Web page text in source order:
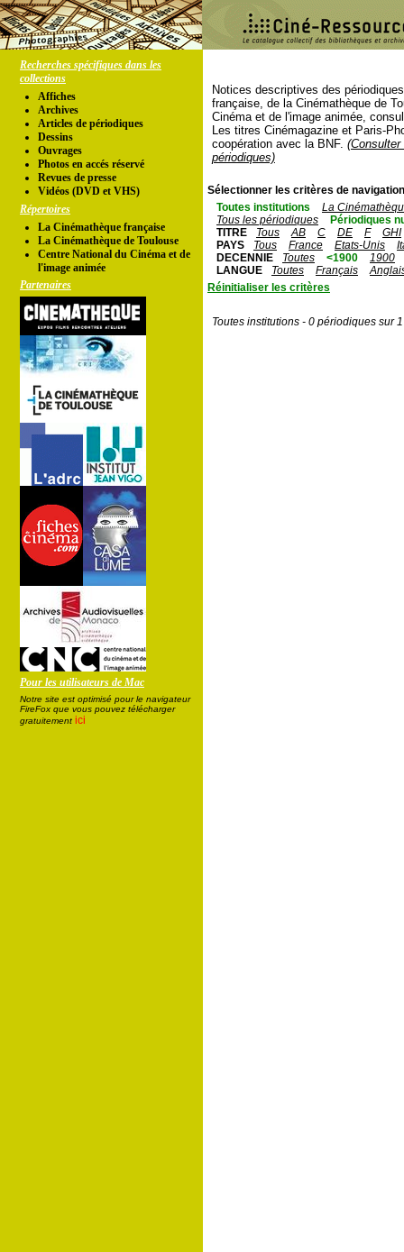
Recherches spécifiques dans les
collections
Affiches
Archives
Articles de périodiques
Dessins
Ouvrages
Photos en accés réservé
Revues de presse
Vidéos (DVD et VHS)
Répertoires
La Cinémathèque française
La Cinémathèque de Toulouse
Centre National du Cinéma et de
l'image animée
Partenaires
Pour les utilisateurs de Mac
Notre site est optimisé pour le navigateur
FireFox que vous pouvez télécharger
gratuitement ici
Notices descriptives des
française, de la Cinémathèque de
Cinéma et de l'image animée,
Les titres Cinémagazine et Paris-
coopération avec la BNF.
périodiques)
Sélectionner les critères de
Toutes institutions
La
Tous les périodiques
Périodiques
TITRE
Tous AB C DE F
GHI
PAYS
Tous France Etats-Unis
DECENNIE
Toutes <1900
1900
LANGUE
Toutes Français
Réinitialiser les critères
Toutes institutions - 0 périodiques sur